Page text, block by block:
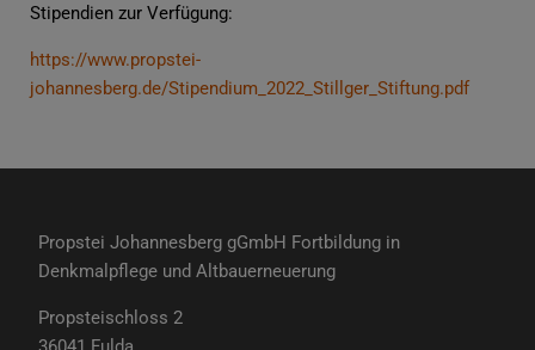
Stipendien zur Verfügung:
https://www.propstei-
johannesberg.de/Stipendium_2022_Stillger_Stiftung.pdf
Propstei Johannesberg gGmbH Fortbildung in
Denkmalpflege und Altbauerneuerung
Propsteischloss 2